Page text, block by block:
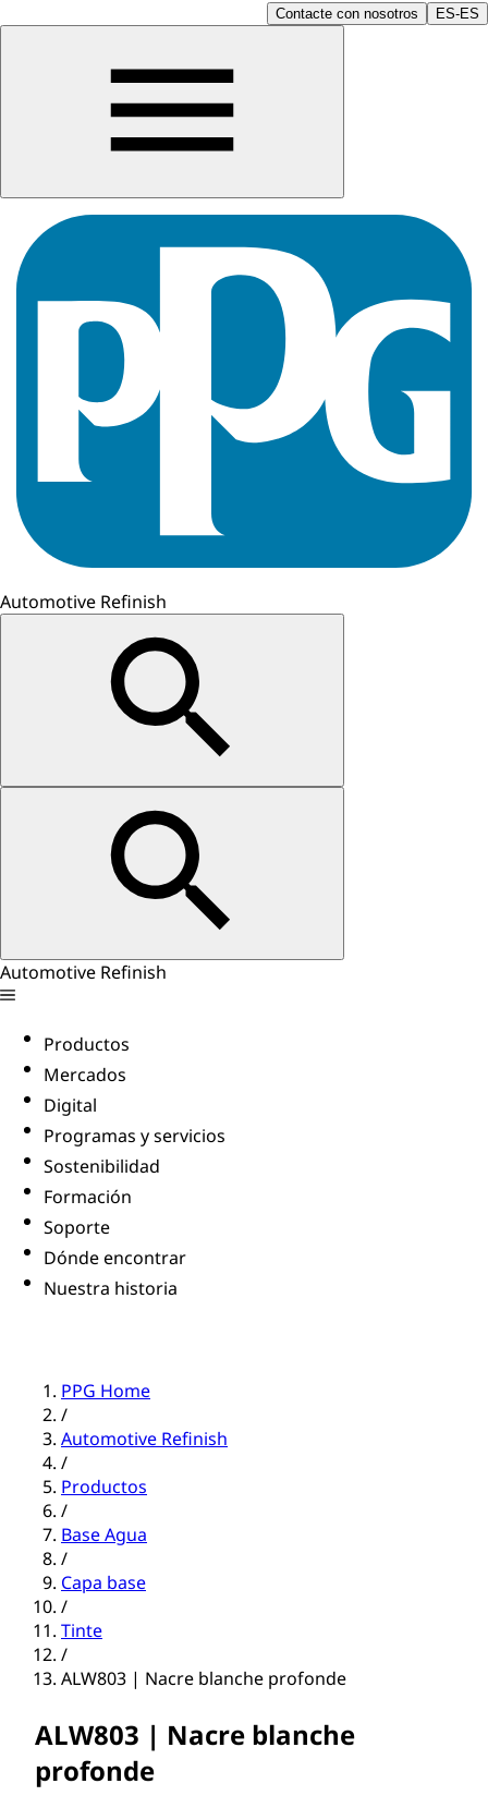
Contacte con nosotros ES-ES
Automotive Refinish
Automotive Refinish
Productos
Mercados
Digital
Programas y servicios
Sostenibilidad
Formación
Soporte
Dónde encontrar
Nuestra historia
PPG Home
/
Automotive Refinish
/
Productos
/
Base Agua
/
Capa base
/
Tinte
/
ALW803 | Nacre blanche profonde
ALW803 | Nacre blanche
profonde